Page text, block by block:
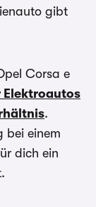
gibt
Corsa e
Elektroautos
.
bei einem
dich ein